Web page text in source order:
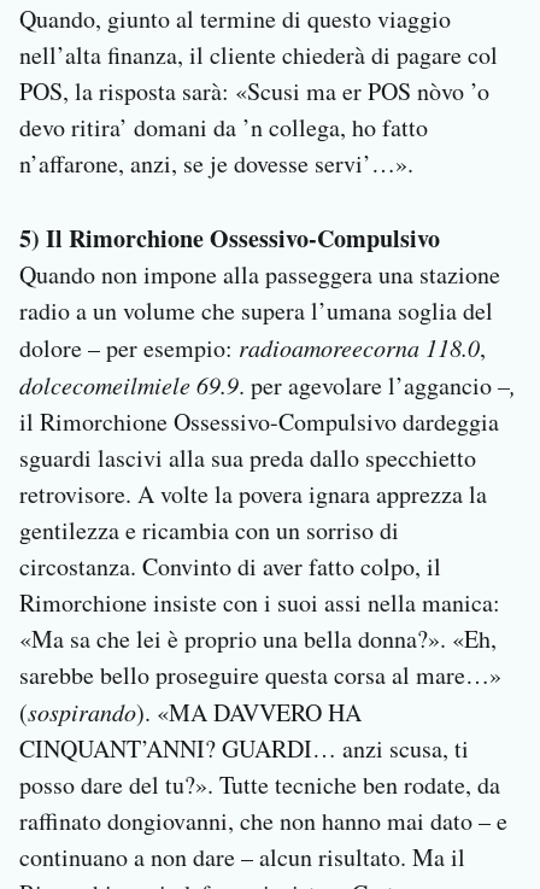
Quando, giunto al termine di questo viaggio
nell’alta finanza, il cliente chiederà di pagare col
POS, la risposta sarà: «Scusi ma er POS nòvo ’o
devo ritira’ domani da ’n collega, ho fatto
n’affarone, anzi, se je dovesse servi’…».
5) Il Rimorchione Ossessivo-Compulsivo
Quando non impone alla passeggera una stazione
radio a un volume che supera l’umana soglia del
dolore – per esempio: radioamoreecorna 118.0,
dolcecomeilmiele 69.9. per agevolare l’aggancio–,
il Rimorchione Ossessivo-Compulsivo dardeggia
sguardi lascivi alla sua preda dallo specchietto
retrovisore. A volte la povera ignara apprezza la
gentilezza e ricambia con un sorriso di
circostanza. Convinto di aver fatto colpo, il
Rimorchione insiste con i suoi assi nella manica:
«Ma sa che lei è proprio una bella donna?». «Eh,
sarebbe bello proseguire questa corsa al mare…»
(sospirando). «MA DAVVERO HA
CINQUANT’ANNI? GUARDI… anzi scusa, ti
posso dare del tu?». Tutte tecniche ben rodate, da
raffinato dongiovanni, che non hanno mai dato – e
continuano a non dare – alcun risultato. Ma il